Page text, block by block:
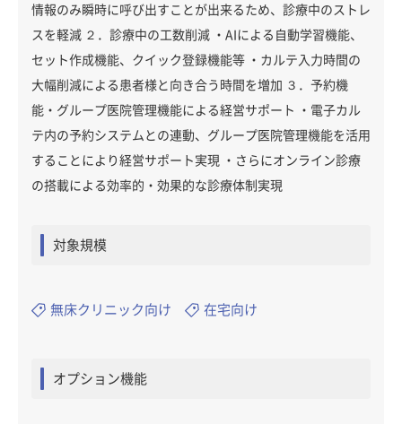
情報のみ瞬時に呼び出すことが出来るため、診療中のストレ
スを軽減 ２．診療中の工数削減 ・AIによる自動学習機能、
セット作成機能、クイック登録機能等 ・カルテ入力時間の
大幅削減による患者様と向き合う時間を増加 ３．予約機
能・グループ医院管理機能による経営サポート ・電子カル
テ内の予約システムとの連動、グループ医院管理機能を活用
することにより経営サポート実現 ・さらにオンライン診療
の搭載による効率的・効果的な診療体制実現
対象規模
無床クリニック向け 在宅向け
オプション機能